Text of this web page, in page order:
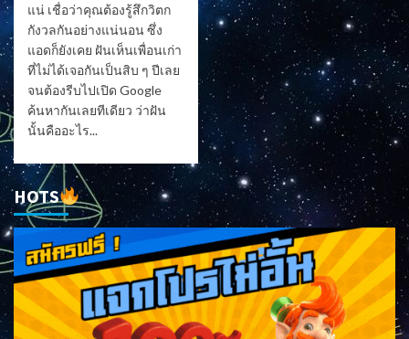
แน่ เชื่อว่าคุณต้องรู้สึกวิตก
กังวลกันอย่างแน่นอน ซึ่ง
แอดก็ยังเคย ฝันเห็นเพื่อนเก่า
ที่ไม่ได้เจอกันเป็นสิบ ๆ ปีเลย
จนต้องรีบไปเปิด Google
ค้นหากันเลยทีเดียว ว่าฝัน
นั้นคืออะไร...
HOTS